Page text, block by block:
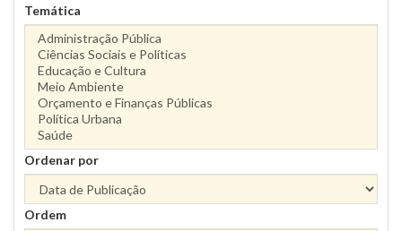
Ano
Temática
Ordenar por
Ordem